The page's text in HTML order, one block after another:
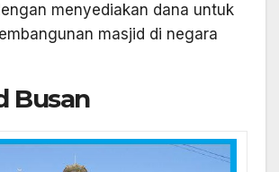
menyediakan dana untuk
masjid di negara
Busan